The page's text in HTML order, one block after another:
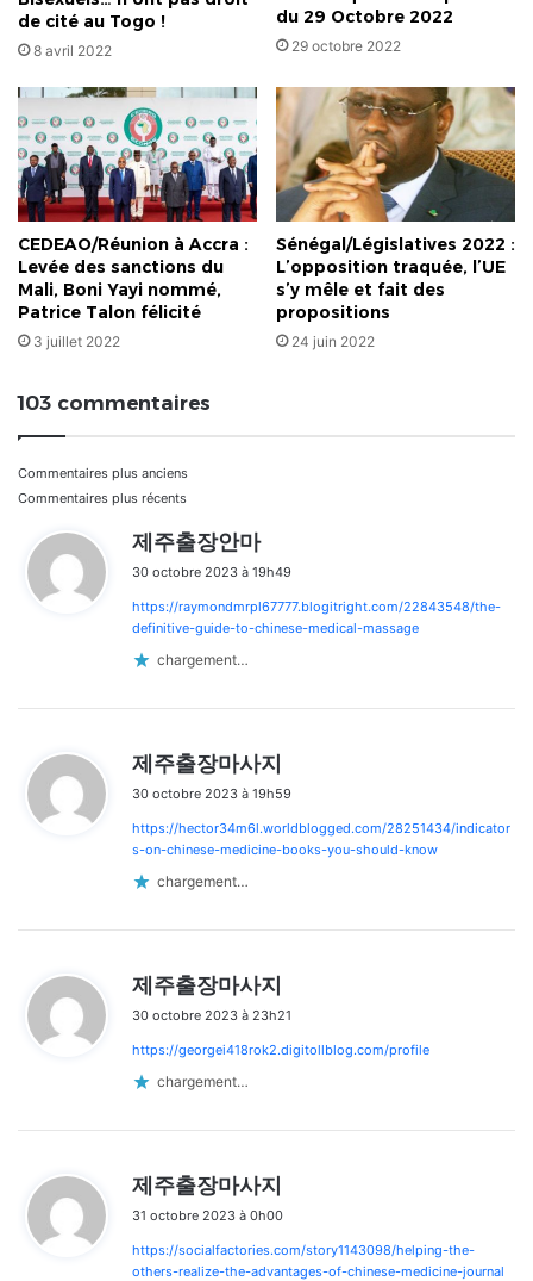
de cité au Togo !
8 avril 2022
du 29 Octobre 2022
29 octobre 2022
CEDEAO/Réunion à Accra :
Levée des sanctions du
Mali, Boni Yayi nommé,
Patrice Talon félicité
3 juillet 2022
Sénégal/Législatives 2022 :
L’opposition traquée, l’UE
s’y mêle et fait des
propositions
24 juin 2022
103 commentaires
Navigation
dans
les
commentaires
Commentaires plus anciens
Commentaires plus récents
제주출장안마
t
:
30 octobre 2023 à 19h49
https://raymondmrpl67777.blogitright.com/22843548/the-
definitive-guide-to-chinese-medical-massage
chargement…
제주출장마사지
t
:
30 octobre 2023 à 19h59
https://hector34m6l.worldblogged.com/28251434/indicator
s-on-chinese-medicine-books-you-should-know
chargement…
제주출장마사지
t
30 octobre 2023 à 23h21
https://georgei418rok2.digitollblog.com/profile
chargement…
제주출장마사지
:
31 octobre 2023 à 0h00
https://socialfactories.com/story1143098/helping-the-
others-realize-the-advantages-of-chinese-medicine-journal